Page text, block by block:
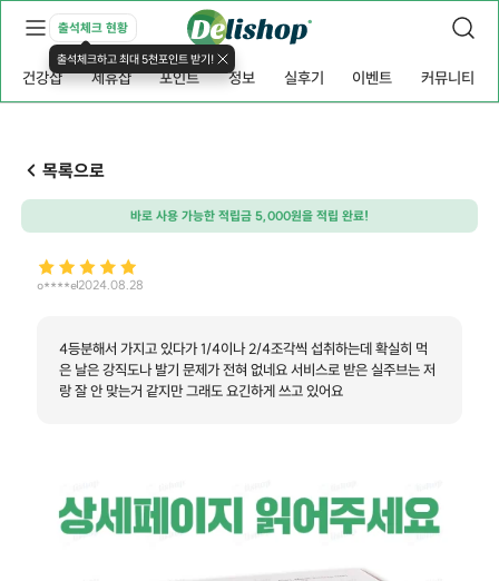
출석체크 현황
출석체크하고 최대 5천포인트 받기!
건강샵 제휴샵 포인트 정보 실후기 이벤트 커뮤니티
목록으로
바로 사용 가능한 적립금 5,000원을 적립 완료!
o****e2024.08.28
4등분해서 가지고 있다가 1/4이나 2/4조각씩 섭취하는데 확실히 먹
은 날은 강직도나 발기 문제가 전혀 없네요 서비스로 받은 실주브는 저
랑 잘 안 맞는거 같지만 그래도 요긴하게 쓰고 있어요